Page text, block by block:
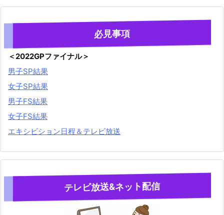
必見事項
＜2022GPファイナル＞
男子SP結果
女子SP結果
男子FS結果
女子FS結果
エキシビション日程＆テレビ放送
テレビ放送&ネット配信